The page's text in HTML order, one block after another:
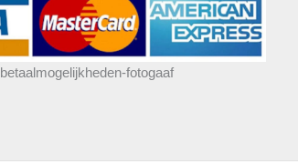
betaalmogelijkheden-fotogaaf